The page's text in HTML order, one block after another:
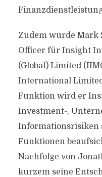
Zudem wurde Mark
Officer für Insight
(Global) Limited
International
Funktion wird er
Investment-,
Informationsrisiken
Funktionen
Nachfolge von
kurzem seine